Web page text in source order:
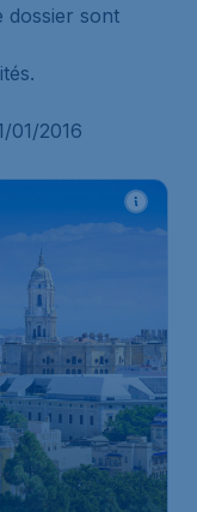
dossier sont
01/2016